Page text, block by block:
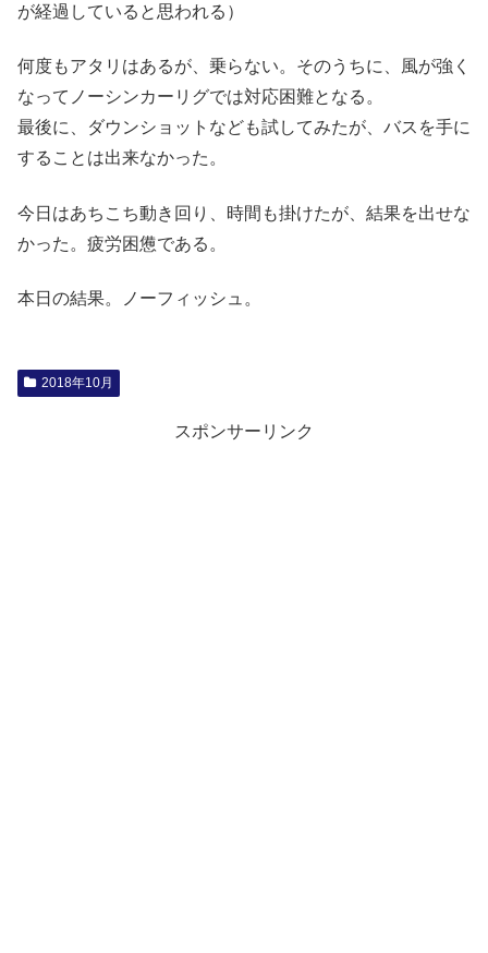
が経過していると思われる）
何度もアタリはあるが、乗らない。そのうちに、風が強く
なってノーシンカーリグでは対応困難となる。
最後に、ダウンショットなども試してみたが、バスを手に
することは出来なかった。
今日はあちこち動き回り、時間も掛けたが、結果を出せな
かった。疲労困憊である。
本日の結果。ノーフィッシュ。
2018年10月
スポンサーリンク